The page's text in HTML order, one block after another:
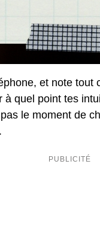
et note
à quel point tes
le moment de